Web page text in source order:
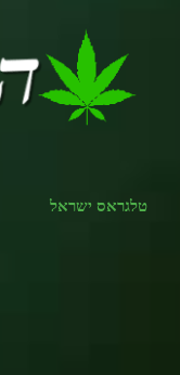
טלגראס ישראל